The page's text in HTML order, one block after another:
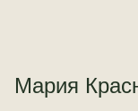
Мария